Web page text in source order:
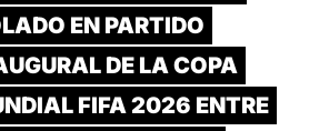
EN PARTIDO
DE LA COPA
FIFA 2026 ENTRE